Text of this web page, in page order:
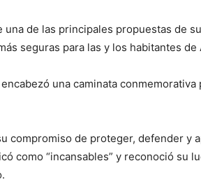
una de las principales propuestas de
seguras para las y los habitantes de
una caminata conmemorativa
compromiso de proteger, defender y
como “incansables” y reconoció su